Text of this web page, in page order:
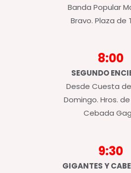
Banda Popular
Bravo. Plaza de
8:00
SEGUNDO
Desde Cuesta
Domingo. Hros.
Cebada
9:30
GIGANTES Y